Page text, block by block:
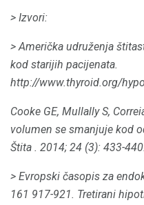
> Izvori:
> Američka udruženja
kod starijih pacijenata.
http://www.thyroid.org/
Cooke GE, Mullally S,
volumen se smanjuje kod
Štita . 2014; 24 (3): 433-440.
> Evropski časopis za
161 917-921. Tretirani